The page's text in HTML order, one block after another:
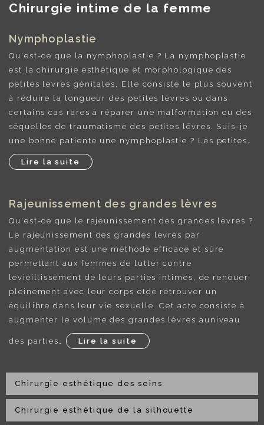
Chirurgie intime de la femme
Nymphoplastie
Qu'est-ce que la nymphoplastie ? La nymphoplastie
est la chirurgie esthétique et morphologique des
petites lèvres génitales. Elle consiste le plus souvent
à réduire la longueur des petites lèvres ou dans
certains cas rares à réparer une malformation ou des
séquelles de traumatisme des petites lèvres. Suis-je
une bonne patiente une nymphoplastie ? Les petites…
Lire la suite
Rajeunissement des grandes lèvres
Qu'est-ce que le rajeunissement des grandes lèvres ?
Le rajeunissement des grandes lèvres par
augmentation est une méthode efficace et sûre
permettant aux femmes de lutter contre
levieillissement de leurs parties intimes, de renouer
pleinement avec leur corps etde retrouver un
équilibre dans leur vie sexuelle. Cet acte consiste à
augmenter le volume des grandes lèvres auniveau
des parties… Lire la suite
Chirurgie esthétique des seins
Chirurgie esthétique de la silhouette